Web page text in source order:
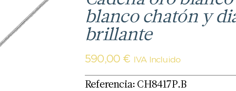
blanco chatón y
brillante
590,00 € IVA Incluido
Referencia: CH8417P.B